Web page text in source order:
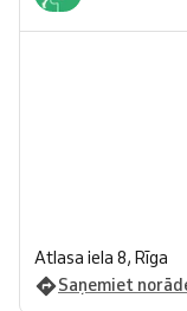
Atlasa iela 8, Rīga
Saņemiet